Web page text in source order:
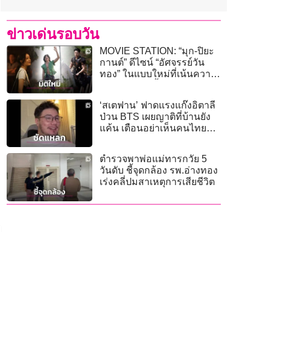
ข่าวเด่นรอบวัน
MOVIE STATION: “มุก-ปิยะ
กานต์” ดีไซน์ “อัศจรรย์วัน
ทอง” ในแบบใหม่ที่เน้นความ
‘สเตฟาน’ ฟาดแรงแก๊งอิตาลี
ป่วน BTS เผยญาติที่บ้านยัง
แค้น เตือนอย่าเห็นคนไทยยิ้ม
ตำรวจพาพ่อแม่ทารกวัย 5
วันดับ ชี้จุดกล้อง รพ.อ่างทอง
เร่งคลี่ปมสาเหตุการเสียชีวิต